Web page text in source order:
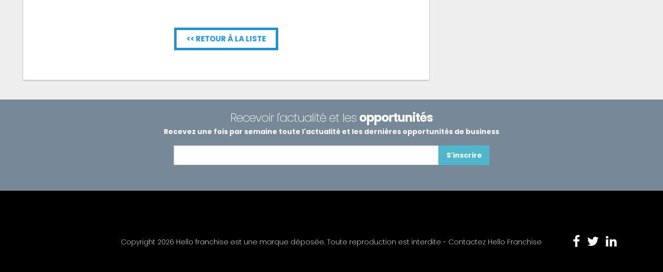
<< RETOUR À LA LISTE
Recevoir l'actualité et les opportunités
Recevez une fois par semaine toute l'actualité et les dernières opportunités de business
S'inscrire
Copyright 2026 Hello franchise est une marque déposée. Toute reproduction est interdite - Contactez Hello Franchise